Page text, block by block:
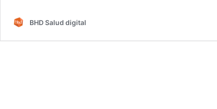
BHD Salud digital